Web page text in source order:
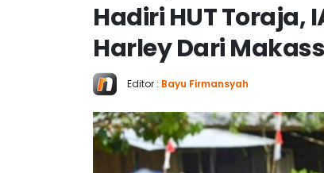
Hadiri HUT Toraja,
Harley Dari
Editor : Bayu Firmansyah